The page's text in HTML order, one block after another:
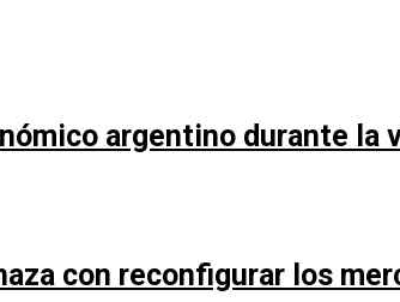
argentino durante
con reconfigurar los